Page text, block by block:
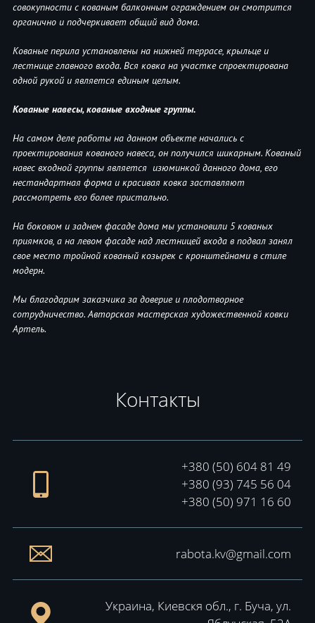
совокупности с кованым балконным ограждением он смотрится
органично и подчеркивает общий вид дома.
Кованые перила установлены на нижней террасе, крыльце и
лестнице главного входа. Вся ковка на участке спроектирована
одной рукой и является единым целым.
Кованые навесы, кованые входные группы.
На самом деле работы на данном объекте начались с
проектирования кованого навеса, он получился шикарным. Кованый
навес входной группы является изюминкой данного дома, его
нестандартная форма и красивая ковка заставляют
рассмотреть его более пристально.
На боковом и заднем фасаде дома мы установили 5 кованых
приямков, а на левом фасаде над лестницей входа в подвал занял
свое место тройной кованый козырек с кронштейнами в стиле
модерн.
Мы благодарим заказчика за доверие и плодотворное
сотрудничество. Авторская мастерская художественной ковки
Артель.
Контакты
+380 (50) 604 81 49
+380 (93) 745 56 04
+380 (50) 971 16 60
rabota.kv@gmail.com
Украина, Киевскя обл., г. Буча, ул.